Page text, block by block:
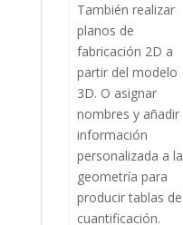
También realizar
planos de
fabricación 2D a
partir del modelo
3D. O asignar
nombres y añadir
información
personalizada a la
geometría para
producir tablas de
cuantificación.